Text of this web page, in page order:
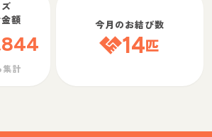
額
計
今月のお結び数
14匹